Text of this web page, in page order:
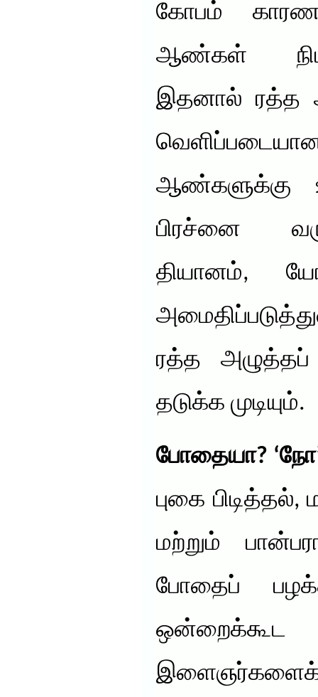
கோபம்
ஆண்கள்
இதனால் ரத்த
ஆண்களுக்கு
பிரச்னை
தியானம்,
ரத்த
தடுக்க முடியும்.
போதையா?
புகை
மற்றும்
போதைப்